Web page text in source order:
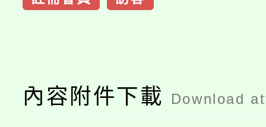
內容附件下載 Download